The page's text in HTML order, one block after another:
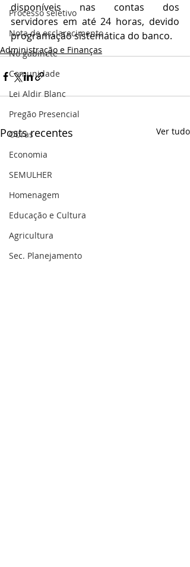
Processo seletivo
Nota de esclarecimento
No gabinete
Comunidade
Lei Aldir Blanc
Pregão Presencial
Obras
Economia
SEMULHER
Homenagem
Educação e Cultura
Agricultura
Sec. Planejamento
disponíveis nas contas dos
servidores em até 24 horas, devido
programação sistemática do banco.
Administração e Finanças
Posts recentes Ver tudo